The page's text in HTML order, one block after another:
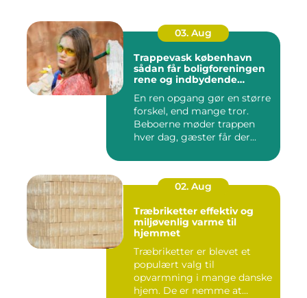
03. Aug
Trappevask københavn
sådan får boligforeningen
rene og indbydende
En ren opgang gør en større
forskel, end mange tror.
Beboerne møder trappen
hver dag, gæster får der...
02. Aug
Træbriketter effektiv og
miljøvenlig varme til
hjemmet
Træbriketter er blevet et
populært valg til
opvarmning i mange danske
hjem. De er nemme at